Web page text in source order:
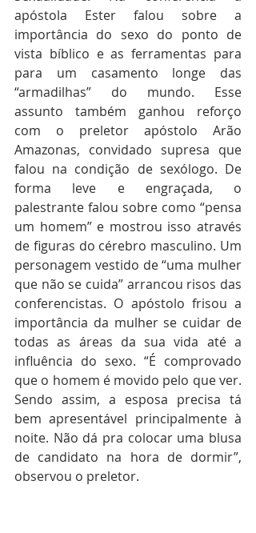
apóstola Ester falou sobre a
importância do sexo do ponto de
vista bíblico e as ferramentas para
para um casamento longe das
“armadilhas” do mundo. Esse
assunto também ganhou reforço
com o preletor apóstolo Arão
Amazonas, convidado supresa que
falou na condição de sexólogo. De
forma leve e engraçada, o
palestrante falou sobre como “pensa
um homem” e mostrou isso através
de figuras do cérebro masculino. Um
personagem vestido de “uma mulher
que não se cuida” arrancou risos das
conferencistas. O apóstolo frisou a
importância da mulher se cuidar de
todas as áreas da sua vida até a
influência do sexo. “É comprovado
que o homem é movido pelo que ver.
Sendo assim, a esposa precisa tá
bem apresentável principalmente à
noite. Não dá pra colocar uma blusa
de candidato na hora de dormir”,
observou o preletor.